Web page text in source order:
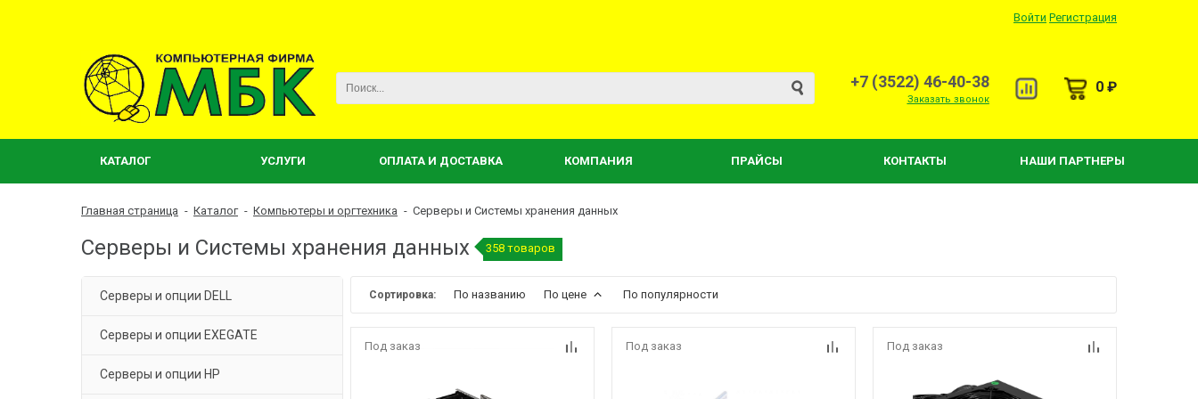
Войти Регистрация
+7 (3522) 46-40-38
Заказать звонок
0 ₽
КАТАЛОГ УСЛУГИ ОПЛАТА И ДОСТАВКА КОМПАНИЯ ПРАЙСЫ КОНТАКТЫ НАШИ ПАРТНЕРЫ
Главная страница - Каталог - Компьютеры и оргтехника - Серверы и Системы хранения данных
Серверы и Системы хранения данных 358 товаров
Серверы и опции DELL
Серверы и опции EXEGATE
Серверы и опции HP
Сортировка: По названию По цене По популярности
Под заказ Под заказ Под заказ